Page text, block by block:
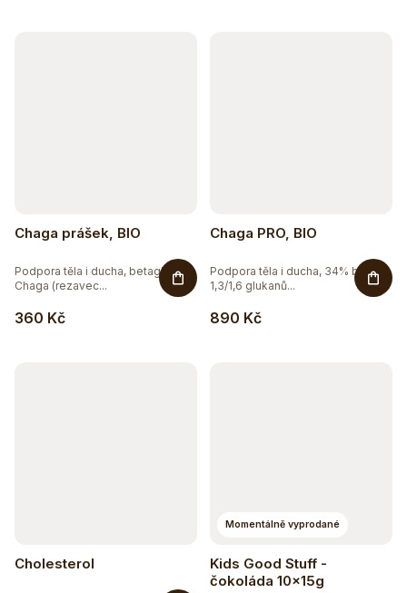
Chaga prášek, BIO
360 Kč
Podpora těla i ducha, betaglukany
Chaga (rezavec...
Chaga PRO, BIO
890 Kč
Podpora těla i ducha, 34% beta
1,3/1,6 glukanů...
Cholesterol
Momentálně vyprodané
Kids Good Stuff -
čokoláda 10x15g